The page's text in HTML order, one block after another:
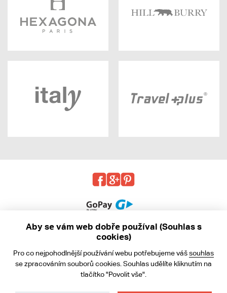
Obchodní podmínky
Ochrana osobních údajů
Aby se vám web dobře používal (Souhlas s
cookies)
Pro co nejpohodlnější používání webu potřebujeme vášsouhlas
se zpracováním souborů cookies. Souhlas udělíte kliknutím na
tlačítko "Povolit vše".